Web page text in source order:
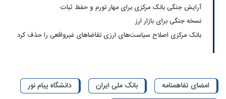
آرایش جنگی بانک مرکزی برای مهار تورم و حفظ ثبات
نسخه جنگی برای بازار ارز
بانک مرکزی اصلاح سیاست‌های ارزی تقاضاهای غیرواقعی را حذف کرد
امضای تفاهمنامه بانک ملی ایران
دانشگاه پیام نور